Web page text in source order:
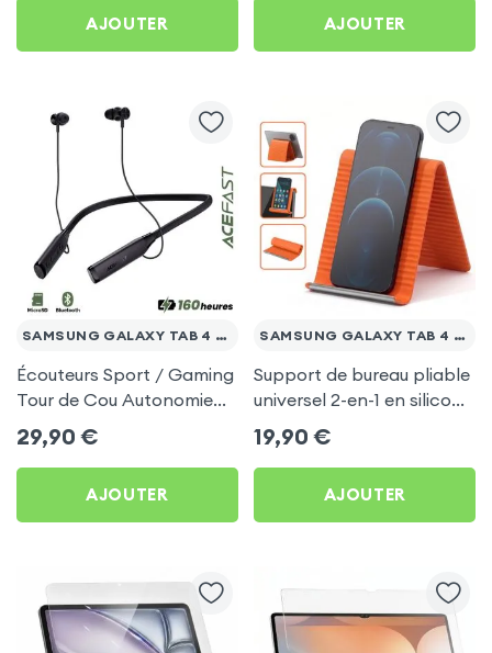
AJOUTER AJOUTER
SAMSUNG GALAXY TAB 4 10.1 T530
Écouteurs Sport / Gaming
Tour de Cou Autonomie
160h Acefast pour
Samsung Galaxy Tab 4
10.1 T530
29,90 €
AJOUTER
SAMSUNG GALAXY TAB 4 10.1 T530
Support de bureau pliable
universel 2-en-1 en silicone
pour smartphone et
tablette - Orange
19,90 €
AJOUTER